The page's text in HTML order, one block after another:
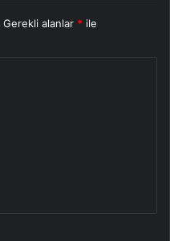
Gerekli alanlar * ile